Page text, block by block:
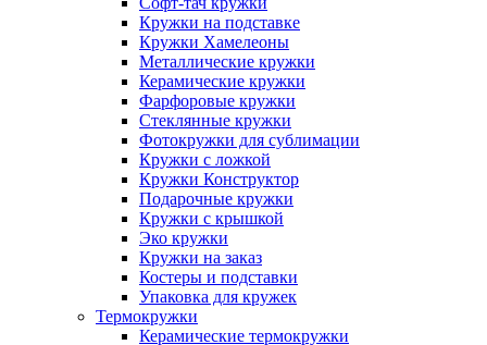
Кружки на подставке
Кружки Хамелеоны
Металлические кружки
Керамические кружки
Фарфоровые кружки
Стеклянные кружки
Фотокружки для сублимации
Кружки с ложкой
Кружки Конструктор
Подарочные кружки
Кружки с крышкой
Эко кружки
Кружки на заказ
Костеры и подставки
Упаковка для кружек
Термокружки
Керамические термокружки